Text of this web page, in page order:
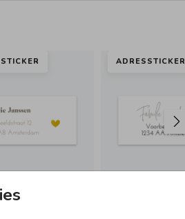
ADRESSTICKER